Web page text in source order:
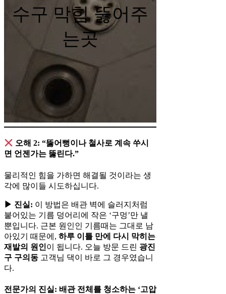
수구 막힘 뚫어주
는곳
오해 2: “뚫어뻥이나 철사로 계속 쑤시
면 언젠가는 뚫린다.”
물리적인 힘을 가하면 해결될 것이라는 생
각에 많이들 시도하십니다.
▶ 진실: 이 방법은 배관 벽에 슬러지처럼
붙어있는 기름 덩어리에 작은 ‘구멍’만 낼
뿐입니다. 근본 원인인 기름때는 그대로 남
아있기 때문에, 하루 이틀 만에 다시 막히는
재발의 원인이 됩니다. 오늘 방문 드린 광진
구 구의동 고객님 댁이 바로 그 경우였습니
다.
전문가의 진실: 배관 전체를 청소하는 ‘고압